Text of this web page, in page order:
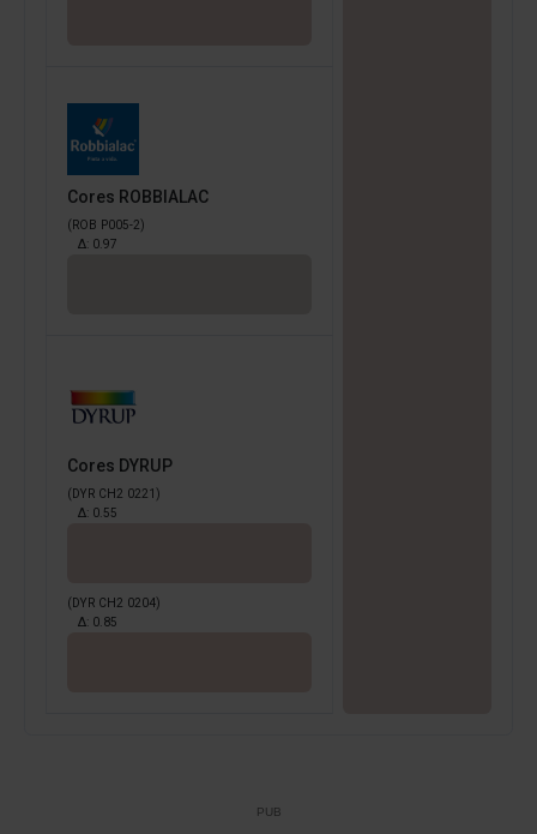
Cores ROBBIALAC
(ROB P005-2)
Δ: 0.97
Cores DYRUP
(DYR CH2 0221)
Δ: 0.55
(DYR CH2 0204)
Δ: 0.85